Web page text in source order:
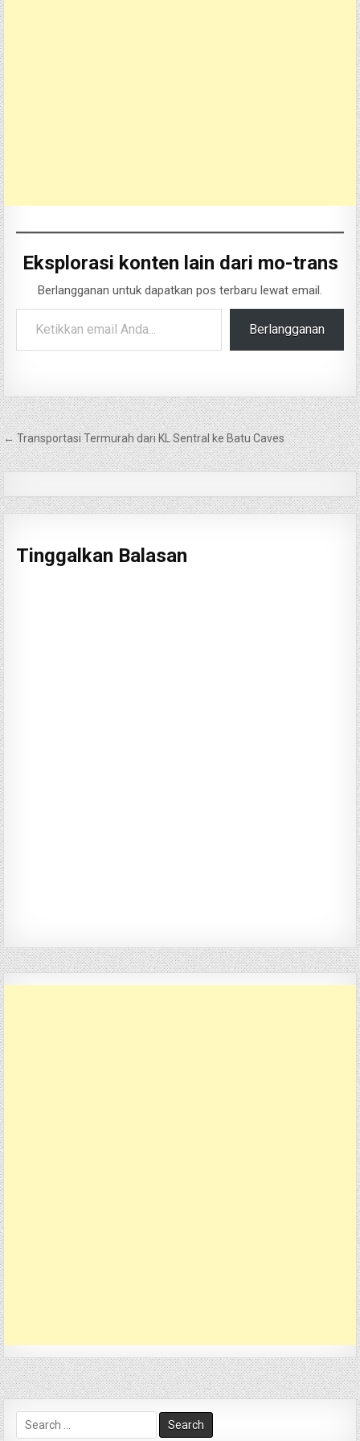
Eksplorasi konten lain dari mo-trans
Berlangganan untuk dapatkan pos terbaru lewat email.
Ketikkan email Anda...
Berlangganan
Navigasi
pos
← Transportasi Termurah dari KL Sentral ke Batu Caves
Tinggalkan Balasan
Search
for: